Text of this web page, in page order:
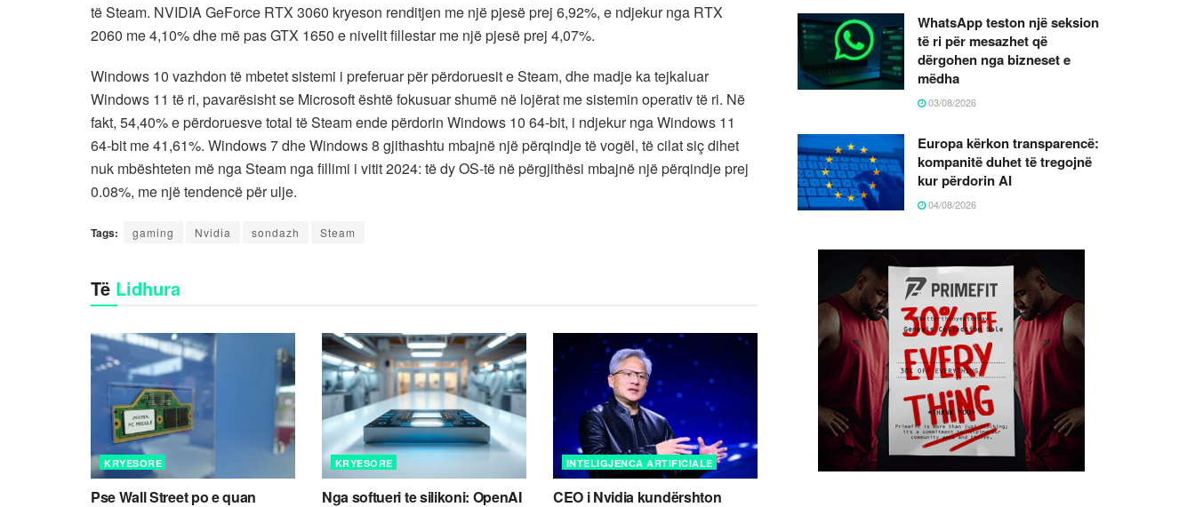
të Steam. NVIDIA GeForce RTX 3060 kryeson renditjen me një pjesë prej 6,92%, e ndjekur nga RTX
2060 me 4,10% dhe më pas GTX 1650 e nivelit fillestar me një pjesë prej 4,07%.
Windows 10 vazhdon të mbetet sistemi i preferuar për përdoruesit e Steam, dhe madje ka tejkaluar
Windows 11 të ri, pavarësisht se Microsoft është fokusuar shumë në lojërat me sistemin operativ të ri. Në
fakt, 54,40% e përdoruesve total të Steam ende përdorin Windows 10 64-bit, i ndjekur nga Windows 11
64-bit me 41,61%. Windows 7 dhe Windows 8 gjithashtu mbajnë një përqindje të vogël, të cilat siç dihet
nuk mbështeten më nga Steam nga fillimi i vitit 2024: të dy OS-të në përgjithësi mbajnë një përqindje prej
0.08%, me një tendencë për ulje.
Tags: gaming Nvidia sondazh Steam
Të Lidhura
KRYESORE
Pse Wall Street po e quan
KRYESORE
Nga softueri te silikoni: OpenAI
INTELIGJENCA ARTIFICIALE
CEO i Nvidia kundërshton
WhatsApp teston një seksion
të ri për mesazhet që
dërgohen nga bizneset e
mëdha
03/08/2026
Europa kërkon transparencë:
kompanitë duhet të tregojnë
kur përdorin AI
04/08/2026